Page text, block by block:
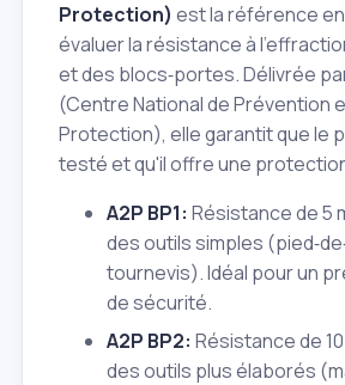
Protection) est la référence
évaluer la résistance à
et des blocs‑portes. Délivrée
(Centre National de Prévention
Protection), elle garantit que le
testé et qu'il offre une
A2P BP1: Résistance de 5
des outils simples
tournevis). Idéal pour un
de sécurité.
A2P BP2: Résistance de
des outils plus élaborés